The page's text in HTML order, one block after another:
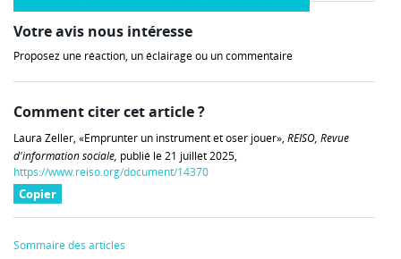
Votre avis nous intéresse
Proposez une réaction, un éclairage ou un commentaire
Comment citer cet article ?
Laura Zeller, «Emprunter un instrument et oser jouer», REISO, Revue
d'information sociale, publié le 21 juillet 2025,
https://www.reiso.org/document/14370
Copier
Sommaire des articles